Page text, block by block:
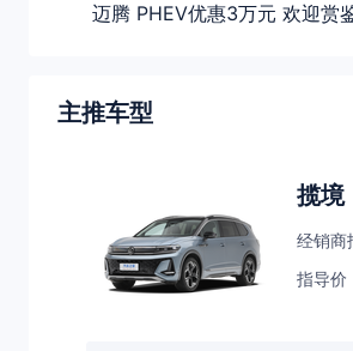
迈腾 PHEV优惠3万元 欢迎赏
主推车型
揽境
经销商
指导